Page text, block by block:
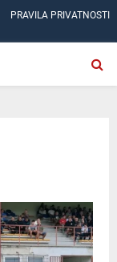
PRAVILA PRIVATNOSTI